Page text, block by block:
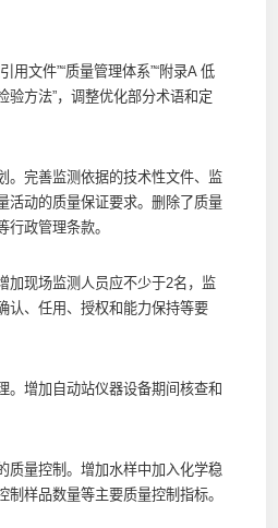
文件”“质量管理体系”“附录A 低
验方法”，调整优化部分术语和定
完善监测依据的技术性文件、监
活动的质量保证要求。删除了质量
行政管理条款。
现场监测人员应不少于2名，监
认、任用、授权和能力保持等要
增加自动站仪器设备期间核查和
量控制。增加水样中加入化学稳
制样品数量等主要质量控制指标。